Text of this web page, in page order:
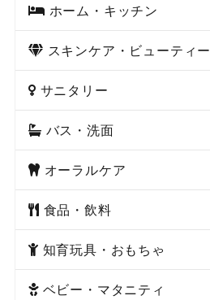
ホーム・キッチン
スキンケア・ビューティー
サニタリー
バス・洗面
オーラルケア
食品・飲料
知育玩具・おもちゃ
ベビー・マタニティ